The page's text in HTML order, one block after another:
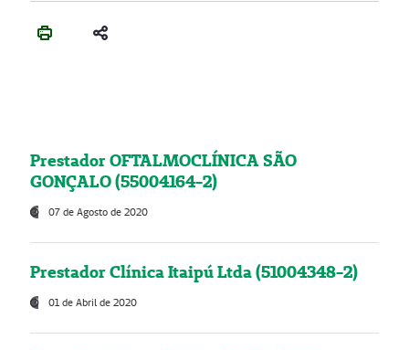
Prestador OFTALMOCLÍNICA SÃO
GONÇALO (55004164-2)
07 de Agosto de 2020
Prestador Clínica Itaipú Ltda (51004348-2)
01 de Abril de 2020